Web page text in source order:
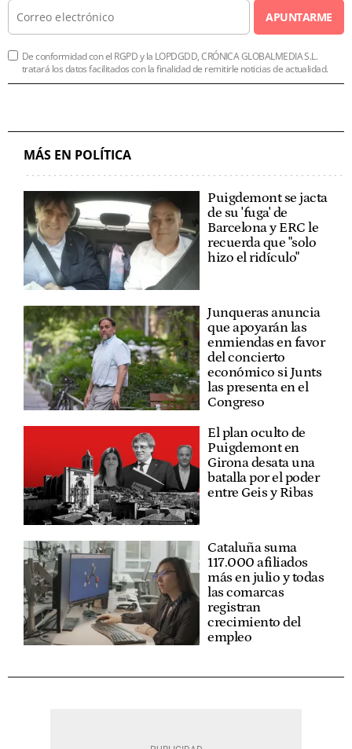
APUNTARME
De conformidad con el RGPD y la LOPDGDD, CRÓNICA GLOBALMEDIA S.L.
tratará los datos facilitados con la finalidad de remitirle noticias de actualidad.
MÁS EN POLÍTICA
Puigdemont se jacta
de su 'fuga' de
Barcelona y ERC le
recuerda que "solo
hizo el ridículo"
Junqueras anuncia
que apoyarán las
enmiendas en favor
del concierto
económico si Junts
las presenta en el
Congreso
El plan oculto de
Puigdemont en
Girona desata una
batalla por el poder
entre Geis y Ribas
Cataluña suma
117.000 afiliados
más en julio y todas
las comarcas
registran
crecimiento del
empleo